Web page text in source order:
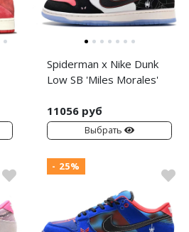
Spiderman x Nike Dunk
Low SB 'Miles Morales'
11056 руб
Выбрать
- 25%